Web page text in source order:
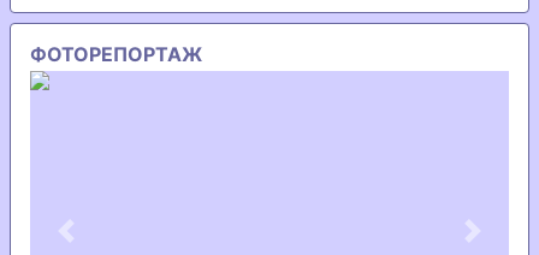
ФОТОРЕПОРТАЖ
Previous Next